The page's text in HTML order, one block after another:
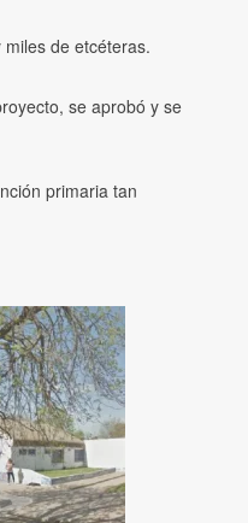
de etcéteras.
se aprobó y se
primaria tan